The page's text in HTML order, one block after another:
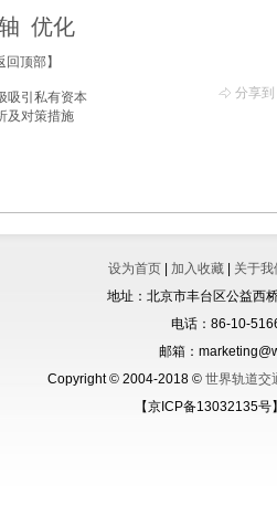
优化
回顶部】
分享到
吸引私有资本
及对策措施
设为首页 加入收藏
关于我
地址：北京市丰台区公益西
电话：86-10-
邮箱：
Copyright © 2004-2018 © 世界轨道交
【京ICP备13032135